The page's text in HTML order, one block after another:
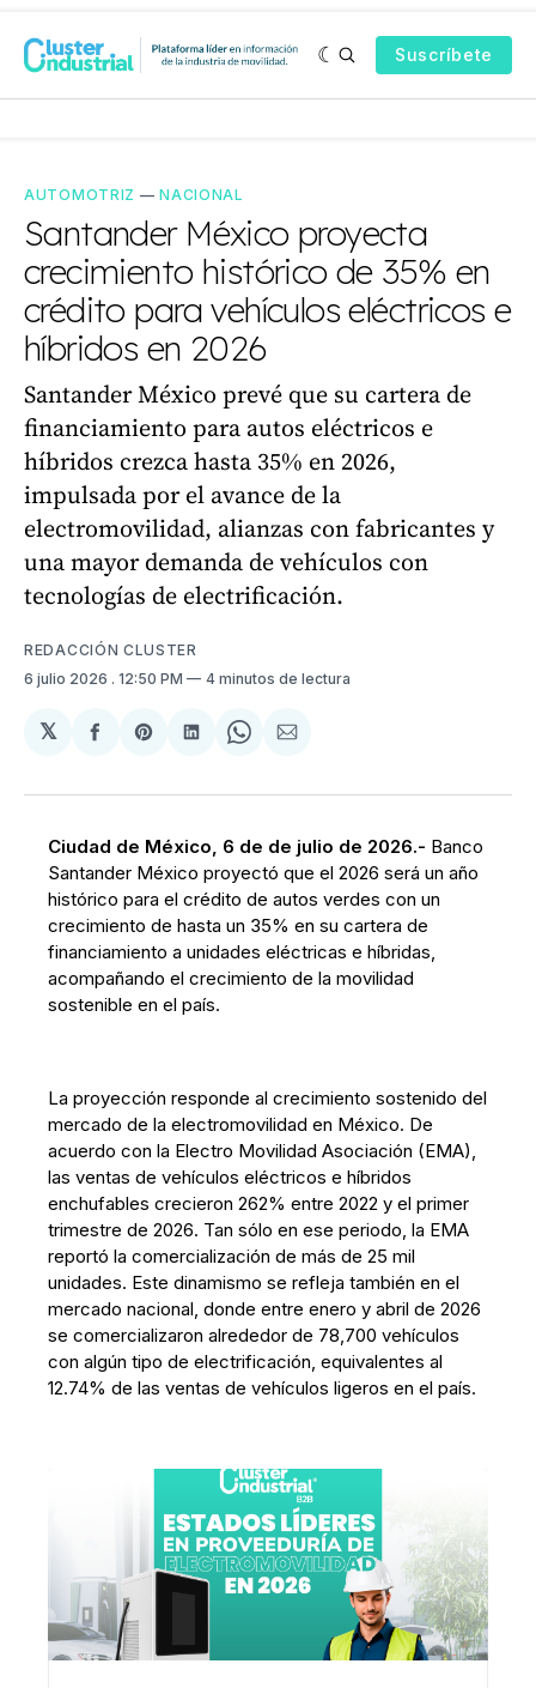
Suscríbete
AUTOMOTRIZ —NACIONAL
Santander México proyecta
crecimiento histórico de 35% en
crédito para vehículos eléctricos e
híbridos en 2026
Santander México prevé que su cartera de
financiamiento para autos eléctricos e
híbridos crezca hasta 35% en 2026,
impulsada por el avance de la
electromovilidad, alianzas con fabricantes y
una mayor demanda de vehículos con
tecnologías de electrificación.
REDACCIÓN CLUSTER
6 julio 2026 . 12:50 PM 4 minutos de lectura
𝕏
Compartir
Facebook
Share
Pinterest
Compartir
LinkedIn
Share
WhatsApp
Compartir
Email
Ciudad de México, 6 de de julio de 2026.- Banco
Santander México proyectó que el 2026 será un año
histórico para el crédito de autos verdes con un
crecimiento de hasta un 35% en su cartera de
financiamiento a unidades eléctricas e híbridas,
acompañando el crecimiento de la movilidad
sostenible en el país.
La proyección responde al crecimiento sostenido del
mercado de la electromovilidad en México. De
acuerdo con la Electro Movilidad Asociación (EMA),
las ventas de vehículos eléctricos e híbridos
enchufables crecieron 262% entre 2022 y el primer
trimestre de 2026. Tan sólo en ese periodo, la EMA
reportó la comercialización de más de 25 mil
unidades. Este dinamismo se refleja también en el
mercado nacional, donde entre enero y abril de 2026
se comercializaron alrededor de 78,700 vehículos
con algún tipo de electrificación, equivalentes al
12.74% de las ventas de vehículos ligeros en el país.